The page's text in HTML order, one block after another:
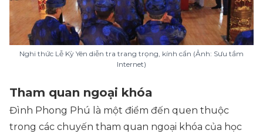
Nghi thức Lễ Kỳ Yên diễn tra trang trọng, kính cẩn (Ảnh: Sưu tầm
Internet)
Tham quan ngoại khóa
Đình Phong Phú là một điểm đến quen thuộc
trong các chuyến tham quan ngoại khóa của học